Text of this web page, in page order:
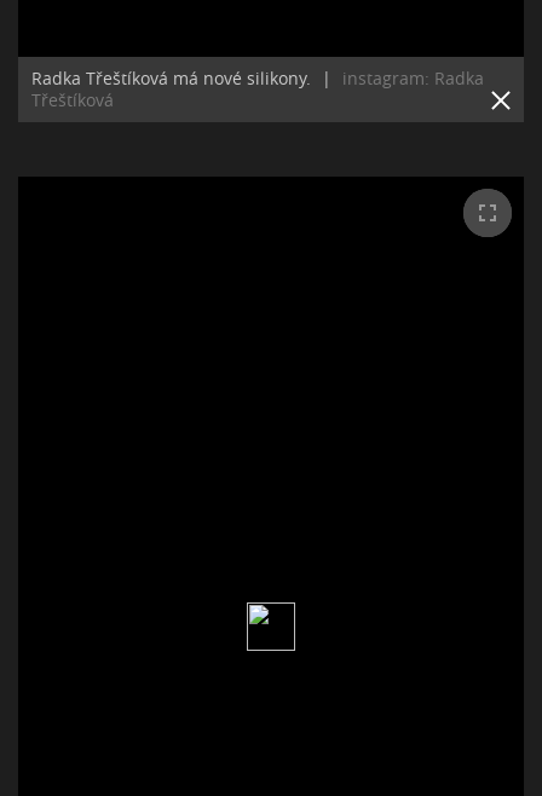
Radka Třeštíková má nové silikony. |
instagram: Radka
Třeštíková